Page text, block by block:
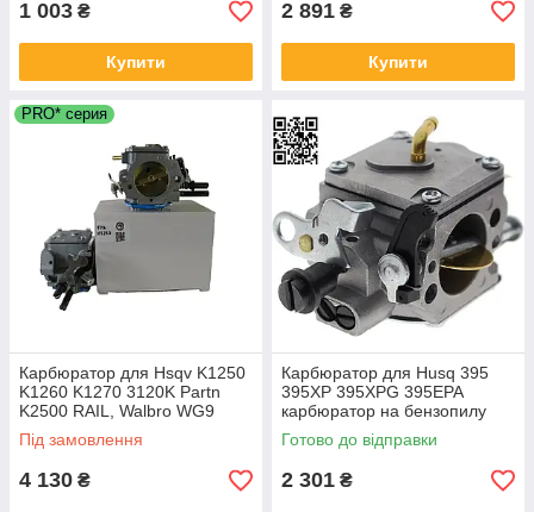
1 003 ₴
Купити
2 891 ₴
Купити
PRO* серия
Карбюратор для Hsqv K1250
K1260 K1270 3120K Partn
K2500 RAIL, Walbro WG9
WG9A (5032812-70 5032812-
17) для рейкорізів
Під замовлення
4 130 ₴
Карбюратор для Husq 395
395XP 395XPG 395EPA
карбюратор на бензопилу
Хуск 395 Walbro WJ115
5013551-01
Готово до відправки
2 301 ₴